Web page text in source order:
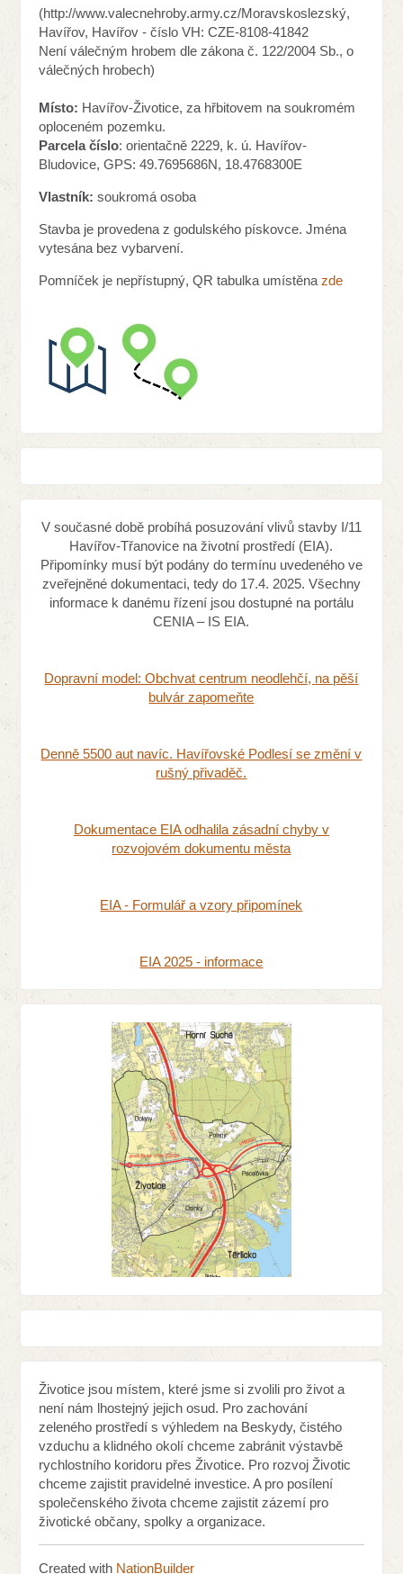
(http://www.valecnehroby.army.cz/Moravskoslezský,
Havířov, Havířov - číslo VH: CZE-8108-41842
Není válečným hrobem dle zákona č. 122/2004 Sb., o
válečných hrobech)
Místo: Havířov-Životice, za hřbitovem na soukromém
oploceném pozemku.
Parcela číslo: orientačně 2229, k. ú. Havířov-
Bludovice, GPS: 49.7695686N, 18.4768300E
Vlastník: soukromá osoba
Stavba je provedena z godulského pískovce. Jména
vytesána bez vybarvení.
Pomníček je nepřístupný, QR tabulka umístěnazde
V současné době probíhá posuzování vlivů stavby I/11
Havířov-Třanovice na životní prostředí (EIA).
Připomínky musí být podány do termínu uvedeného ve
zveřejněné dokumentaci, tedy do 17.4. 2025. Všechny
informace k danému řízení jsou dostupné na portálu
CENIA – IS EIA.
Dopravní model: Obchvat centrum neodlehčí, na pěší
bulvár zapomeňte
Denně 5500 aut navíc. Havířovské Podlesí se změní v
rušný přivaděč.
Dokumentace EIA odhalila zásadní chyby v
rozvojovém dokumentu města
EIA - Formulář a vzory připomínek
EIA 2025 - informace
Životice jsou místem, které jsme si zvolili pro život a
není nám lhostejný jejich osud. Pro zachování
zeleného prostředí s výhledem na Beskydy, čistého
vzduchu a klidného okolí chceme zabránit výstavbě
rychlostního koridoru přes Životice. Pro rozvoj Životic
chceme zajistit pravidelné investice. A pro posílení
společenského života chceme zajistit zázemí pro
životické občany, spolky a organizace.
Created with NationBuilder